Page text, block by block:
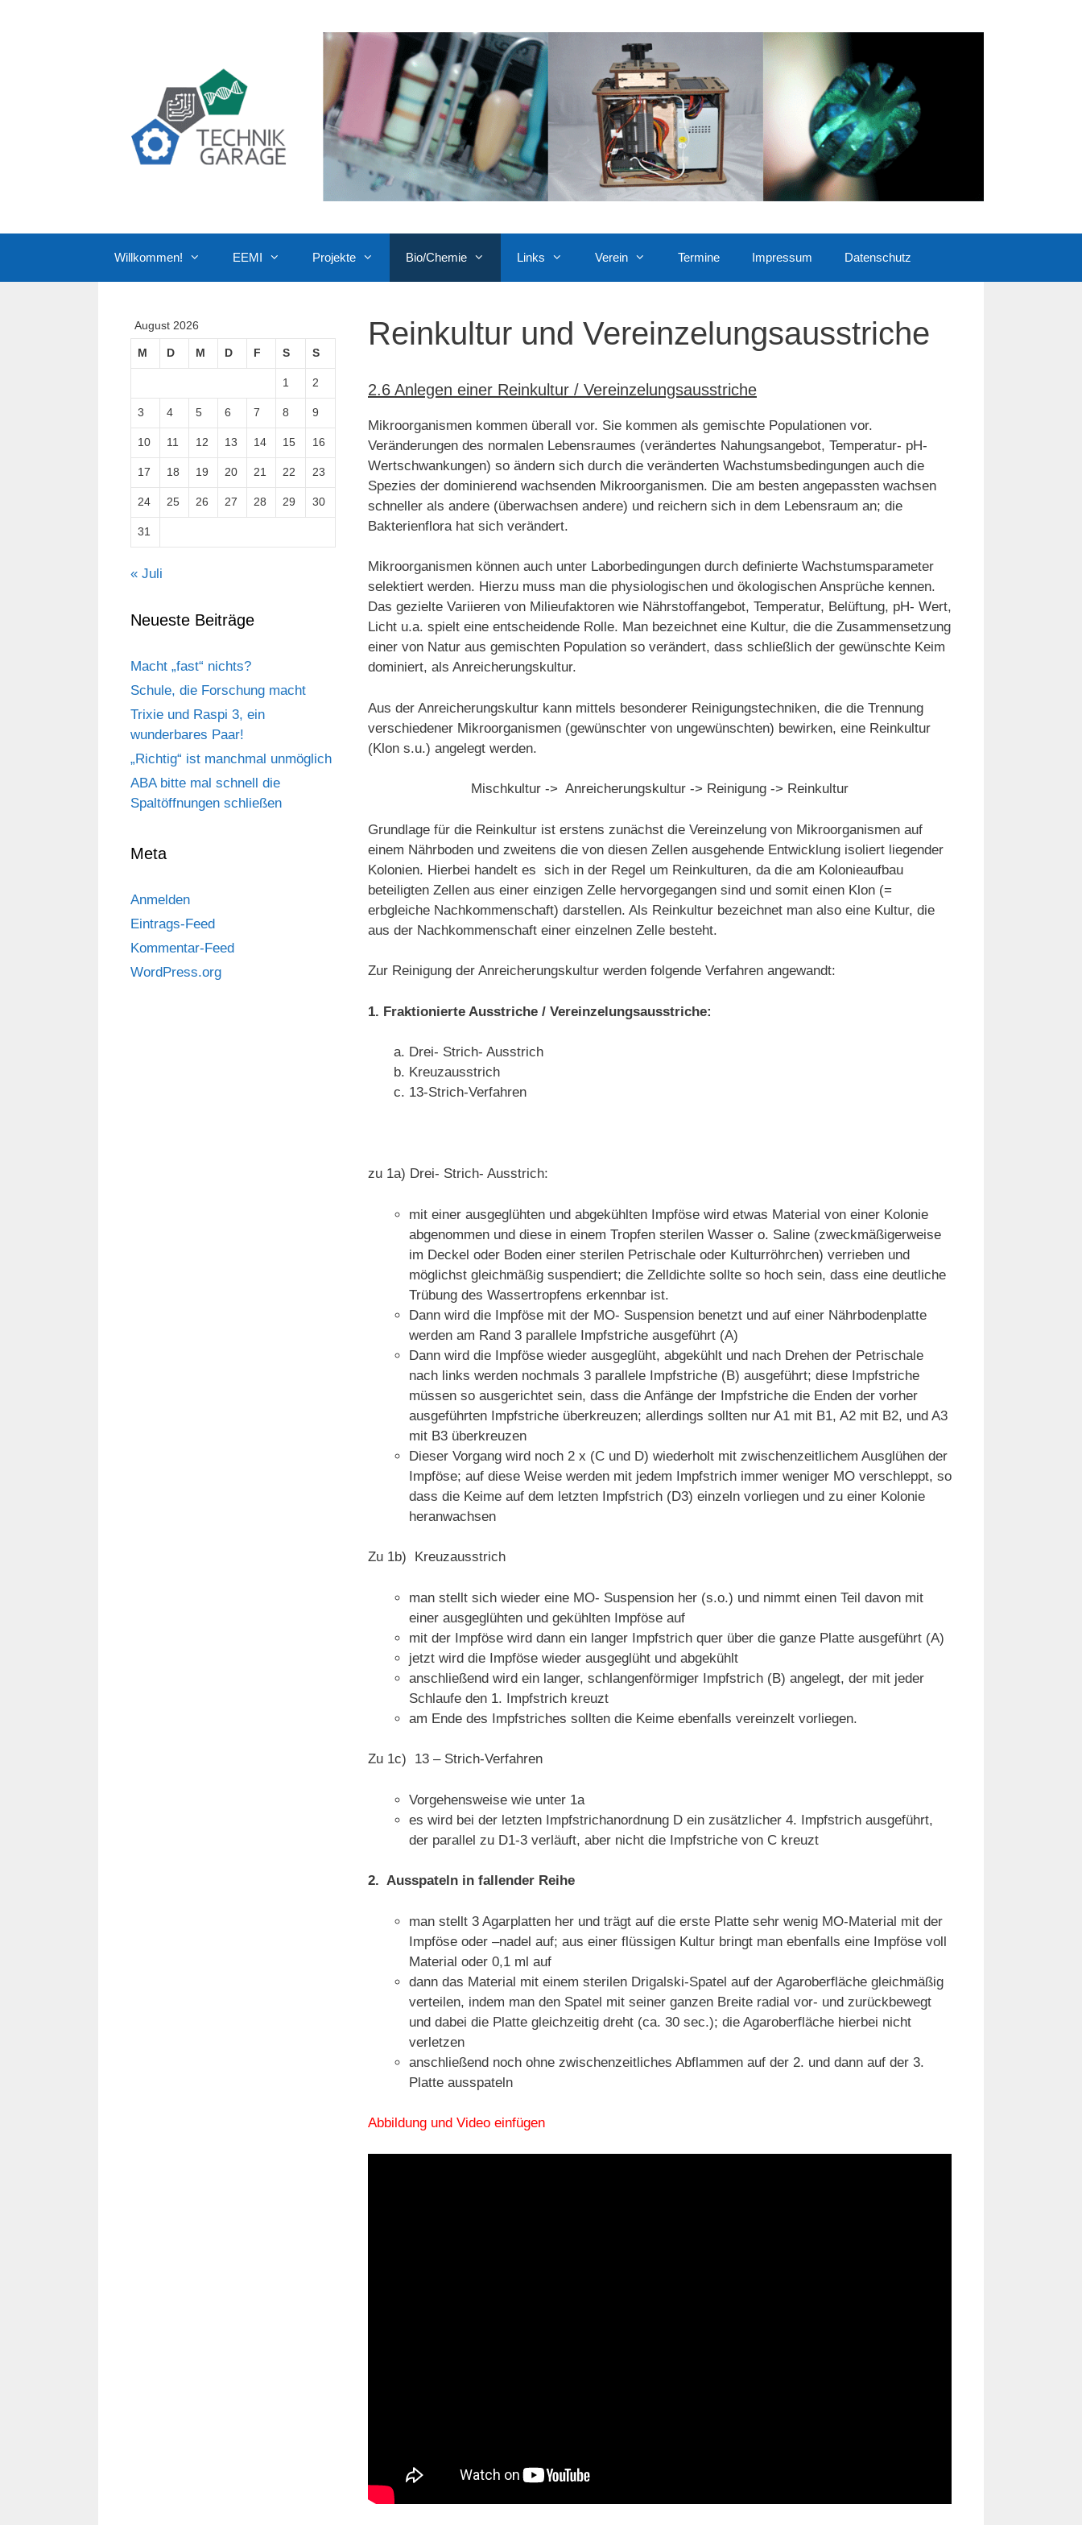
Willkommen! EEMI Projekte Bio/Chemie Links Verein Termine Impressum Datenschutz
Reinkultur und Vereinzelungsausstriche
2.6 Anlegen einer Reinkultur / Vereinzelungsausstriche
Mikroorganismen kommen überall vor. Sie kommen als gemischte Populationen vor.
Veränderungen des normalen Lebensraumes (verändertes Nahungsangebot, Temperatur- pH-
Wertschwankungen) so ändern sich durch die veränderten Wachstumsbedingungen auch die
Spezies der dominierend wachsenden Mikroorganismen. Die am besten angepassten wachsen
schneller als andere (überwachsen andere) und reichern sich in dem Lebensraum an; die
Bakterienflora hat sich verändert.
Mikroorganismen können auch unter Laborbedingungen durch definierte Wachstumsparameter
selektiert werden. Hierzu muss man die physiologischen und ökologischen Ansprüche kennen.
Das gezielte Variieren von Milieufaktoren wie Nährstoffangebot, Temperatur, Belüftung, pH- Wert,
Licht u.a. spielt eine entscheidende Rolle. Man bezeichnet eine Kultur, die die Zusammensetzung
einer von Natur aus gemischten Population so verändert, dass schließlich der gewünschte Keim
dominiert, als Anreicherungskultur.
Aus der Anreicherungskultur kann mittels besonderer Reinigungstechniken, die die Trennung
verschiedener Mikroorganismen (gewünschter von ungewünschten) bewirken, eine Reinkultur
(Klon s.u.) angelegt werden.
Mischkultur -> Anreicherungskultur -> Reinigung -> Reinkultur
Grundlage für die Reinkultur ist erstens zunächst die Vereinzelung von Mikroorganismen auf
einem Nährboden und zweitens die von diesen Zellen ausgehende Entwicklung isoliert liegender
Kolonien. Hierbei handelt es sich in der Regel um Reinkulturen, da die am Kolonieaufbau
beteiligten Zellen aus einer einzigen Zelle hervorgegangen sind und somit einen Klon (=
erbgleiche Nachkommenschaft) darstellen. Als Reinkultur bezeichnet man also eine Kultur, die
aus der Nachkommenschaft einer einzelnen Zelle besteht.
Zur Reinigung der Anreicherungskultur werden folgende Verfahren angewandt:
1. Fraktionierte Ausstriche / Vereinzelungsausstriche:
Drei- Strich- Ausstrich
Kreuzausstrich
13-Strich-Verfahren
zu 1a) Drei- Strich- Ausstrich:
mit einer ausgeglühten und abgekühlten Impföse wird etwas Material von einer Kolonie
abgenommen und diese in einem Tropfen sterilen Wasser o. Saline (zweckmäßigerweise
im Deckel oder Boden einer sterilen Petrischale oder Kulturröhrchen) verrieben und
möglichst gleichmäßig suspendiert; die Zelldichte sollte so hoch sein, dass eine deutliche
Trübung des Wassertropfens erkennbar ist.
Dann wird die Impföse mit der MO- Suspension benetzt und auf einer Nährbodenplatte
werden am Rand 3 parallele Impfstriche ausgeführt (A)
Dann wird die Impföse wieder ausgeglüht, abgekühlt und nach Drehen der Petrischale
nach links werden nochmals 3 parallele Impfstriche (B) ausgeführt; diese Impfstriche
müssen so ausgerichtet sein, dass die Anfänge der Impfstriche die Enden der vorher
ausgeführten Impfstriche überkreuzen; allerdings sollten nur A1 mit B1, A2 mit B2, und A3
mit B3 überkreuzen
Dieser Vorgang wird noch 2 x (C und D) wiederholt mit zwischenzeitlichem Ausglühen der
Impföse; auf diese Weise werden mit jedem Impfstrich immer weniger MO verschleppt, so
dass die Keime auf dem letzten Impfstrich (D3) einzeln vorliegen und zu einer Kolonie
heranwachsen
Zu 1b) Kreuzausstrich
man stellt sich wieder eine MO- Suspension her (s.o.) und nimmt einen Teil davon mit
einer ausgeglühten und gekühlten Impföse auf
mit der Impföse wird dann ein langer Impfstrich quer über die ganze Platte ausgeführt (A)
jetzt wird die Impföse wieder ausgeglüht und abgekühlt
anschließend wird ein langer, schlangenförmiger Impfstrich (B) angelegt, der mit jeder
Schlaufe den 1. Impfstrich kreuzt
am Ende des Impfstriches sollten die Keime ebenfalls vereinzelt vorliegen.
Zu 1c) 13 – Strich-Verfahren
Vorgehensweise wie unter 1a
es wird bei der letzten Impfstrichanordnung D ein zusätzlicher 4. Impfstrich ausgeführt,
der parallel zu D1-3 verläuft, aber nicht die Impfstriche von C kreuzt
2. Ausspateln in fallender Reihe
man stellt 3 Agarplatten her und trägt auf die erste Platte sehr wenig MO-Material mit der
Impföse oder –nadel auf; aus einer flüssigen Kultur bringt man ebenfalls eine Impföse voll
Material oder 0,1 ml auf
dann das Material mit einem sterilen Drigalski-Spatel auf der Agaroberfläche gleichmäßig
verteilen, indem man den Spatel mit seiner ganzen Breite radial vor- und zurückbewegt
und dabei die Platte gleichzeitig dreht (ca. 30 sec.); die Agaroberfläche hierbei nicht
verletzen
anschließend noch ohne zwischenzeitliches Abflammen auf der 2. und dann auf der 3.
Platte ausspateln
Abbildung und Video einfügen
August 2026
M D M D F S S
1 2
3 4 5 6 7 8 9
10 11 12 13 14 15 16
17 18 19 20 21 22 23
24 25 26 27 28 29 30
31
« Juli
Neueste Beiträge
Macht „fast“ nichts?
Schule, die Forschung macht
Trixie und Raspi 3, ein
wunderbares Paar!
„Richtig“ ist manchmal unmöglich
ABA bitte mal schnell die
Spaltöffnungen schließen
Meta
Anmelden
Eintrags-Feed
Kommentar-Feed
WordPress.org